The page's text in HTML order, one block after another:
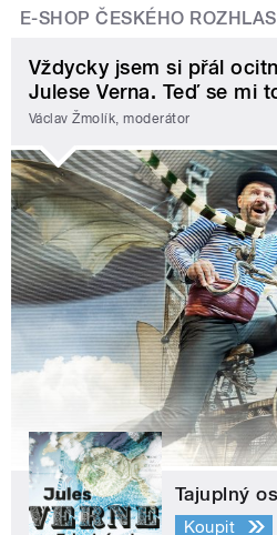
E-SHOP ČESKÉHO
Vždycky jsem si přál
Julese Verna. Teď se mi
Václav Žmolík, moderátor
Tajuplný
Koupit